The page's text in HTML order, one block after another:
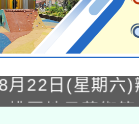
部水利署委託
究院辦理「
單位及節水達
月22日(星期六
孔廟祈福系列
桃園地景藝術